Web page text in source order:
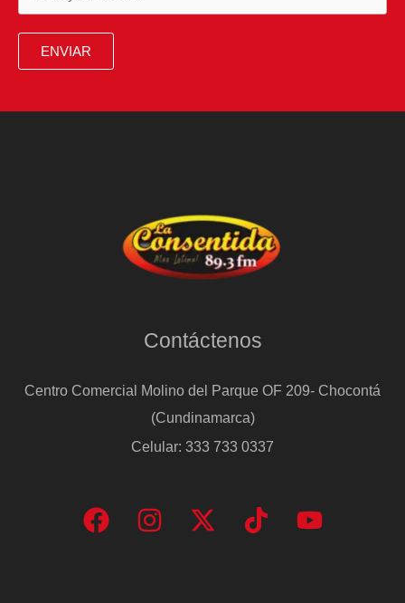
ENVIAR
Contáctenos
Centro Comercial Molino del Parque OF 209- Chocontá
(Cundinamarca)
Celular: 333 733 0337